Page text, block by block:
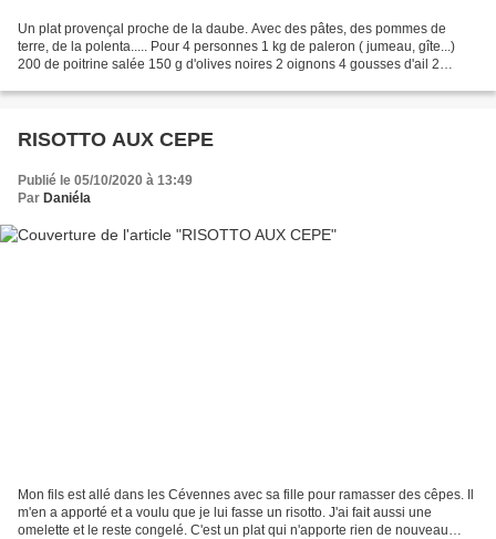
Un plat provençal proche de la daube. Avec des pâtes, des pommes de
terre, de la polenta..... Pour 4 personnes 1 kg de paleron ( jumeau, gîte...)
200 de poitrine salée 150 g d'olives noires 2 oignons 4 gousses d'ail 2
RISOTTO AUX CEPE
Publié le 05/10/2020 à 13:49
Par Daniéla
Mon fils est allé dans les Cévennes avec sa fille pour ramasser des cêpes. Il
m'en a apporté et a voulu que je lui fasse un risotto. J'ai fait aussi une
omelette et le reste congelé. C'est un plat qui n'apporte rien de nouveau